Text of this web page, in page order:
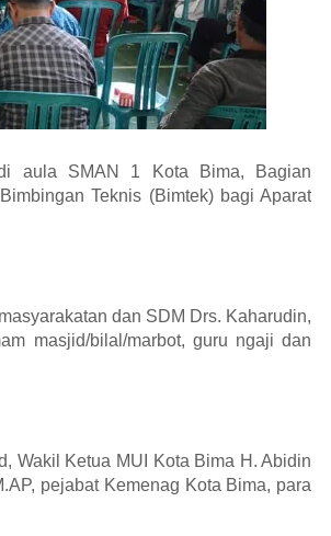
aula SMAN 1 Kota Bima, Bagian
Teknis (Bimtek) bagi Aparat
dan SDM Drs. Kaharudin,
masjid/bilal/marbot, guru ngaji dan
Wakil Ketua MUI Kota Bima H. Abidin
pejabat Kemenag Kota Bima, para